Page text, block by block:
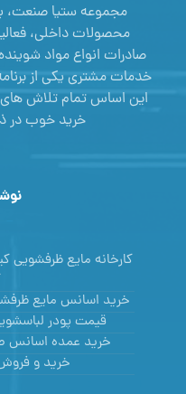
مجموعه ستیا صنعت،
محصولات داخلی،
صادرات انواع مواد
خدمات مشتری یکی از
این اساس تمام تلاش های
خرید خوب در
کارخانه مایع ظرفشویی
خرید اسانس مایع
قیمت پودر
خرید عمده اسانس
خرید و